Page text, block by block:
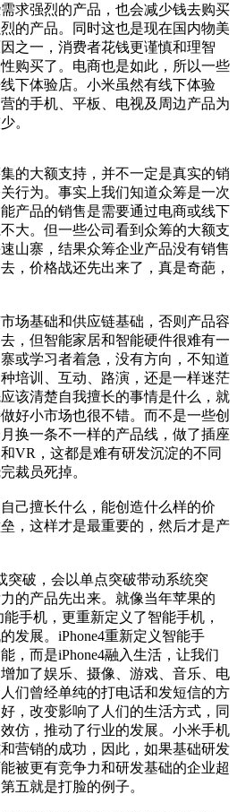
求强烈的产品，也会减少钱去购买
的产品。同时这也是现在国内物美
之一，消费者花钱更谨慎和理智
购买了。电商也是如此，所以一些
下体验店。小米虽然有线下体验
的手机、平板、电视及周边产品为
。
的大额支持，并不一定是真实的销
行为。事实上我们知道众筹是一次
产品的销售是需要通过电商或线下
大。但一些公司看到众筹的大额支
山寨，结果众筹企业产品没有销售
，价格战还先出来了，真是奇葩，
场基础和供应链基础，否则产品容
，但智能家居和智能硬件很难有一
或学习者着急，没有方向，不知道
培训、互动、路演，还是一样迷茫
该清楚自我擅长的事情是什么，就
好小市场也很不错。而不是一些创
换一条不一样的产品线，做了插座
VR，这都是难有研发沉淀的不同
裁员死掉。
己擅长什么，能创造什么样的价
，这样才是最重要的，然后才是产
突破，会以单点突破带动系统突
的产品先出来。就像当年苹果的
手机，更重新定义了智能手机，
发展。iPhone4重新定义智能手
，而是iPhone4融入生活，让我们
加了娱乐、摄像、游戏、音乐、电
们曾经单纯的打电话和发短信的方
，改变影响了人们的生活方式，同
仿，推动了行业的发展。小米手机
营销的成功，因此，如果基础研发
被更有竞争力和研发基础的企业超
五就是打脸的例子。